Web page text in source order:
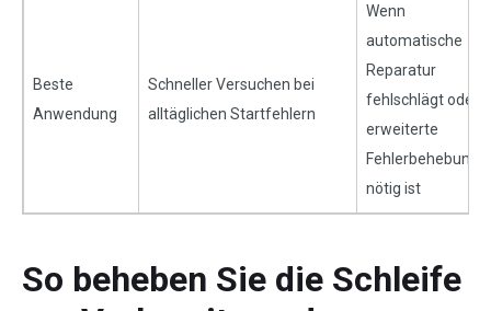
Beste
Anwendung
Schneller Versuchen bei
alltäglichen Startfehlern
Wenn
automatische
Reparatur
fehlschlägt oder
erweiterte
Fehlerbehebung
nötig ist
So beheben Sie die Schleife